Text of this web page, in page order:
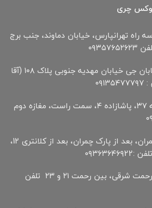
چری
راه تهرانپارس، خیابان دماوند، جنب برج
: خیابان جی خیابان مهدیه جنوبی پلاک ۱۰۸ (آقا
: الهیه ۳۷، پاشازاده ۴، سمت راست، مغازه دوم
: بلوار چمران، بعد از پارک چمران، بعد از کلانتری 12،
: بلوار رحمت شرقی، بین رحمت ۲۱ و ۲۳ تلفن